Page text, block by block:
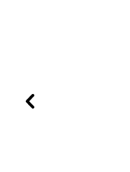
Προηγούμενο